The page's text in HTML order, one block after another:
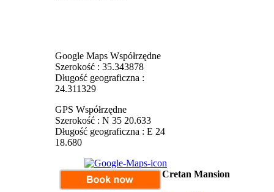
Google Maps Współrzędne
Szerokość : 35.343878
Długość geograficzna :
24.311329
GPS Współrzędne
Szerokość : N 35 20.633
Długość geograficzna : E 24
18.680
Cretan Mansion